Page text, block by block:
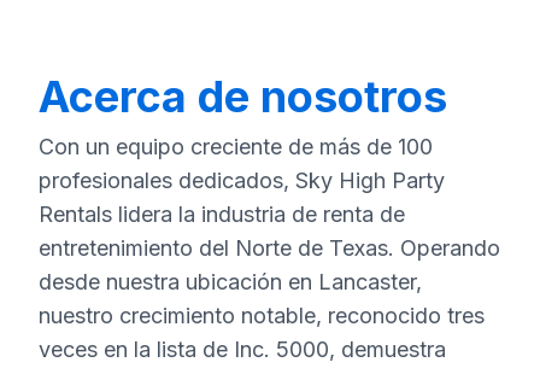
Acerca de nosotros
Con un equipo creciente de más de 100
profesionales dedicados, Sky High Party
Rentals lidera la industria de renta de
entretenimiento del Norte de Texas. Operando
desde nuestra ubicación en Lancaster,
nuestro crecimiento notable, reconocido tres
veces en la lista de Inc. 5000, demuestra